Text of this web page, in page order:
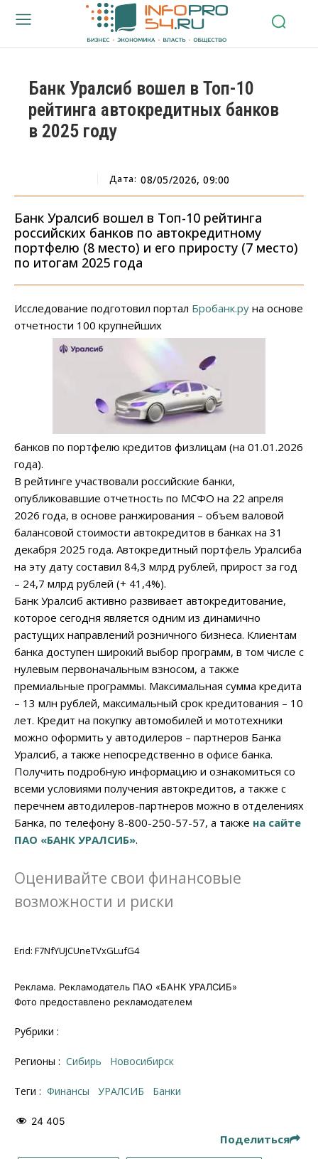
Банк Уралсиб вошел в Топ-10
рейтинга автокредитных банков
в 2025 году
Дата: 08/05/2026, 09:00
Банк Уралсиб вошел в Топ-10 рейтинга
российских банков по автокредитному
портфелю (8 место) и его приросту (7 место)
по итогам 2025 года
Исследование подготовил портал Бробанк.ру на основе
отчетности 100 крупнейших
банков по портфелю кредитов физлицам (на 01.01.2026
года).
В рейтинге участвовали российские банки,
опубликовавшие отчетность по МСФО на 22 апреля
2026 года, в основе ранжирования – объем валовой
балансовой стоимости автокредитов в банках на 31
декабря 2025 года. Автокредитный портфель Уралсиба
на эту дату составил 84,3 млрд рублей, прирост за год
– 24,7 млрд рублей (+ 41,4%).
Банк Уралсиб активно развивает автокредитование,
которое сегодня является одним из динамично
растущих направлений розничного бизнеса. Клиентам
банка доступен широкий выбор программ, в том числе с
нулевым первоначальным взносом, а также
премиальные программы. Максимальная сумма кредита
– 13 млн рублей, максимальный срок кредитования – 10
лет. Кредит на покупку автомобилей и мототехники
можно оформить у автодилеров – партнеров Банка
Уралсиб, а также непосредственно в офисе банка.
Получить подробную информацию и ознакомиться со
всеми условиями получения автокредитов, а также с
перечнем автодилеров-партнеров можно в отделениях
Банка, по телефону 8-800-250-57-57, а также на сайте
ПАО «БАНК УРАЛСИБ».
Оценивайте свои финансовые
возможности и риски
Erid: F7NfYUJCUneTVxGLufG4
Реклама. Рекламодатель ПАО «БАНК УРАЛСИБ»
Фото предоставлено рекламодателем
Рубрики :
Регионы : Сибирь Новосибирск
Теги : финансы УРАЛСИБ банки
24 405
Поделиться